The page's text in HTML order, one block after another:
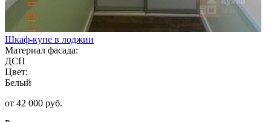
Шкаф-купе в лоджии
Материал фасада:
ДСП
Цвет:
Белый
от 42 000 руб.